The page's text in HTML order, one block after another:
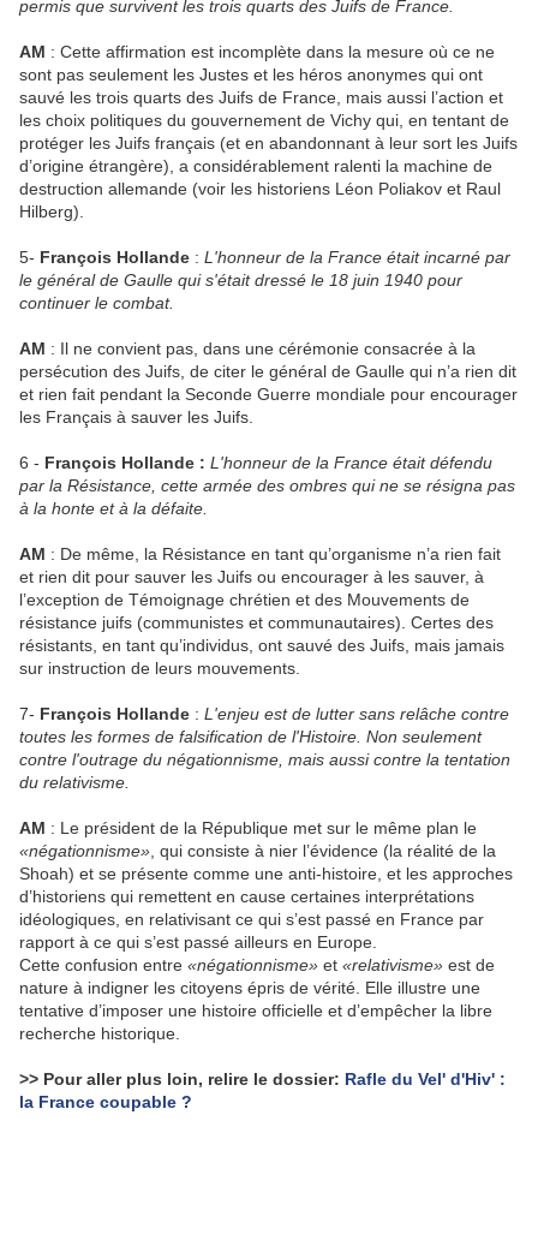
permis que survivent les trois quarts des Juifs de France.
AM : Cette affirmation est incomplète dans la mesure où ce ne
sont pas seulement les Justes et les héros anonymes qui ont
sauvé les trois quarts des Juifs de France, mais aussi l’action et
les choix politiques du gouvernement de Vichy qui, en tentant de
protéger les Juifs français (et en abandonnant à leur sort les Juifs
d’origine étrangère), a considérablement ralenti la machine de
destruction allemande (voir les historiens Léon Poliakov et Raul
Hilberg).
5- François Hollande : L'honneur de la France était incarné par
le général de Gaulle qui s'était dressé le 18 juin 1940 pour
continuer le combat.
AM : Il ne convient pas, dans une cérémonie consacrée à la
persécution des Juifs, de citer le général de Gaulle qui n’a rien dit
et rien fait pendant la Seconde Guerre mondiale pour encourager
les Français à sauver les Juifs.
6 - François Hollande : L'honneur de la France était défendu
par la Résistance, cette armée des ombres qui ne se résigna pas
à la honte et à la défaite.
AM : De même, la Résistance en tant qu’organisme n’a rien fait
et rien dit pour sauver les Juifs ou encourager à les sauver, à
l’exception de Témoignage chrétien et des Mouvements de
résistance juifs (communistes et communautaires). Certes des
résistants, en tant qu’individus, ont sauvé des Juifs, mais jamais
sur instruction de leurs mouvements.
7- François Hollande : L'enjeu est de lutter sans relâche contre
toutes les formes de falsification de l'Histoire. Non seulement
contre l'outrage du négationnisme, mais aussi contre la tentation
du relativisme.
AM : Le président de la République met sur le même plan le
«négationnisme» , qui consiste à nier l’évidence (la réalité de la
Shoah) et se présente comme une anti-histoire, et les approches
d’historiens qui remettent en cause certaines interprétations
idéologiques, en relativisant ce qui s’est passé en France par
rapport à ce qui s’est passé ailleurs en Europe.
Cette confusion entre «négationnisme» et «relativisme» est de
nature à indigner les citoyens épris de vérité. Elle illustre une
tentative d’imposer une histoire officielle et d’empêcher la libre
recherche historique.
>> Pour aller plus loin, relire le dossier: Rafle du Vel' d'Hiv' :
la France coupable ?